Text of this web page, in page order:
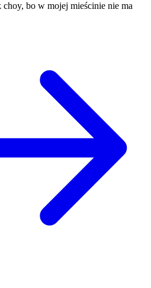
choy, bo w mojej mieścinie nie ma